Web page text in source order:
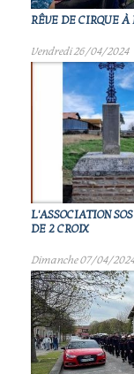
RÊVE DE CIRQUE
Vendredi 26/04/2024
L'ASSOCIATION
DE 2 CROIX
Dimanche 07/04/2024